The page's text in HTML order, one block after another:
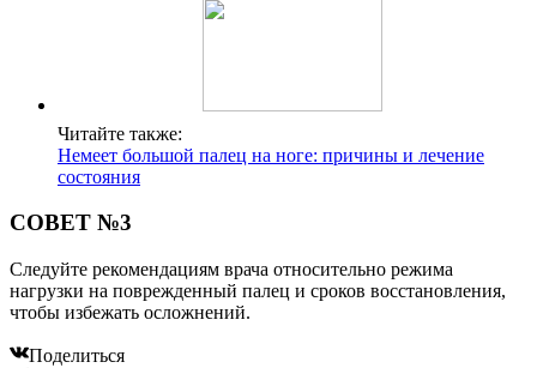
Читайте также:
Немеет большой палец на ноге: причины и лечение
состояния
СОВЕТ №3
Следуйте рекомендациям врача относительно режима
нагрузки на поврежденный палец и сроков восстановления,
чтобы избежать осложнений.
Поделиться